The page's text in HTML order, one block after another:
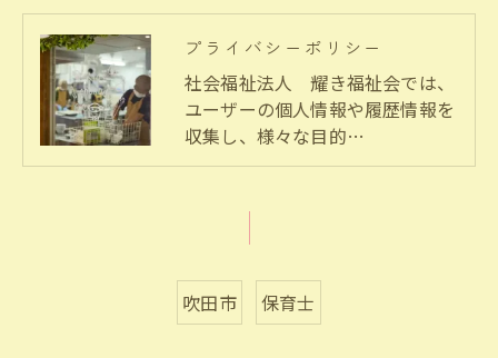
プライバシーポリシー
社会福祉法人 耀き福祉会では、
ユーザーの個人情報や履歴情報を
収集し、様々な目的…
吹田市 保育士